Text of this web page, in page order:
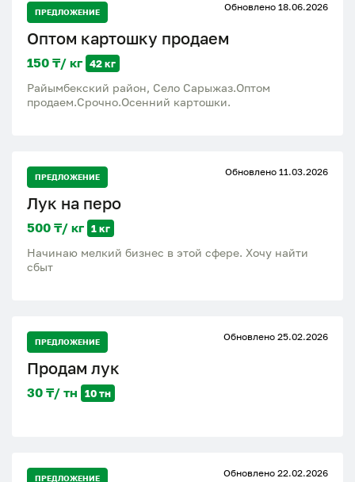
ПРЕДЛОЖЕНИЕ Обновлено 18.06.2026
Оптом картошку продаем
150 ₸/ кг 42 кг
Райымбекский район, Село Сарыжаз.Оптом
продаем.Срочно.Осенний картошки.
ПРЕДЛОЖЕНИЕ Обновлено 11.03.2026
Лук на перо
500 ₸/ кг 1 кг
Начинаю мелкий бизнес в этой сфере. Хочу найти
сбыт
ПРЕДЛОЖЕНИЕ Обновлено 25.02.2026
Продам лук
30 ₸/ тн 10 тн
ПРЕДЛОЖЕНИЕ Обновлено 22.02.2026